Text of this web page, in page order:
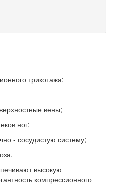
трикотажа:
вены;
ног;
- сосудистую систему;
высокую
компрессионного